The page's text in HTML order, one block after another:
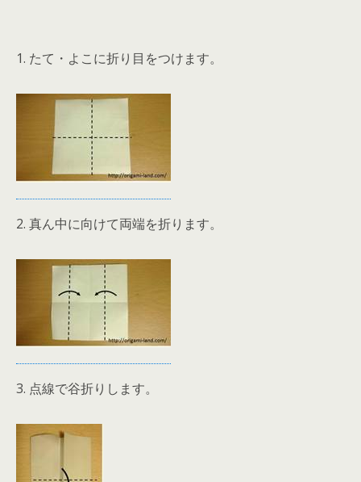
1. たて・よこに折り目をつけます。
2. 真ん中に向けて両端を折ります。
3. 点線で谷折りします。